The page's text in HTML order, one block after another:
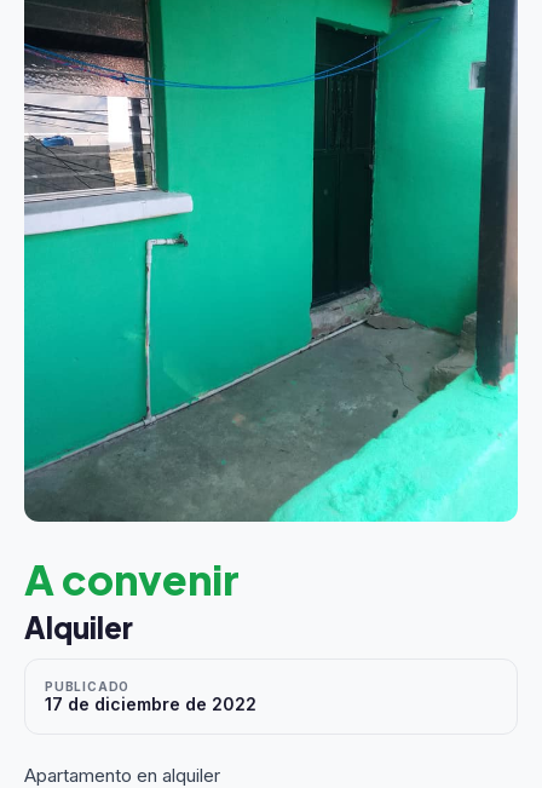
A convenir
Alquiler
PUBLICADO
17 de diciembre de 2022
Apartamento en alquiler